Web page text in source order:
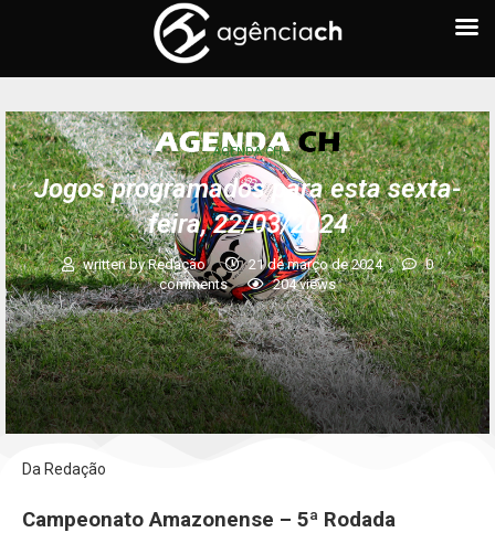
AGENDA CH
Jogos programados para esta sexta-
feira, 22/03/2024
written byRedação 21 de março de 2024
0
comments
204views
Da Redação
Campeonato Amazonense – 5ª Rodada